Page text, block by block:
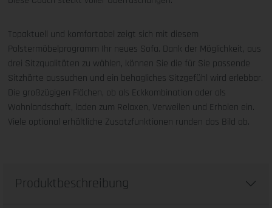
Topaktuell und komfortabel zeigt sich mit diesem
Polstermöbelprogramm Ihr neues Sofa. Dank der Möglichkeit, aus
drei Sitzqualitäten zu wählen, können Sie die für Sie passende
Sitzhärte aussuchen und ein behagliches Sitzgefühl wird erlebbar.
Die großzügigen Flächen, ob als Eckkombination oder als
Wohnlandschaft, laden zum Relaxen, Verweilen und Erholen ein.
Viele optional erhältliche Zusatzfunktionen runden das Bild ab.
Produktbeschreibung